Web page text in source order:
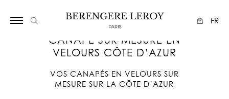
FR
CANAPÉ SUR MESURE EN
VELOURS CÔTE D’AZUR
VOS CANAPÉS EN VELOURS SUR
MESURE SUR LA CÔTE D’AZUR